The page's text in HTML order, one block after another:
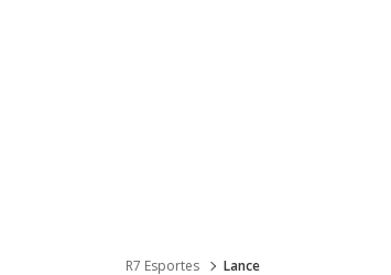
R7 Esportes Lance